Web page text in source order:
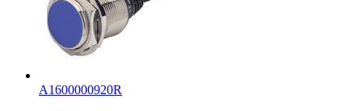
A1600000920R